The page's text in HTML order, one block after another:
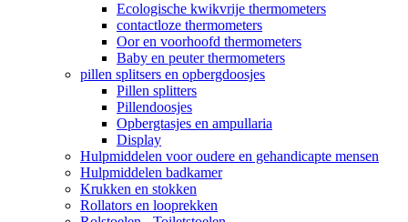
Ecologische kwikvrije thermometers
contactloze thermometers
Oor en voorhoofd thermometers
Baby en peuter thermometers
pillen splitsers en opbergdoosjes
Pillen splitters
Pillendoosjes
Opbergtasjes en ampullaria
Display
Hulpmiddelen voor oudere en gehandicapte mensen
Hulpmiddelen badkamer
Krukken en stokken
Rollators en looprekken